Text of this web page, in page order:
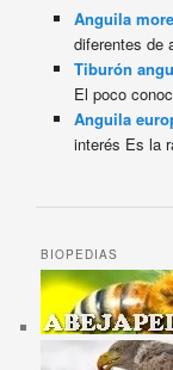
Anguila
diferentes de
Tiburón
El poco
Anguila
interés Es la
BIOPEDIAS